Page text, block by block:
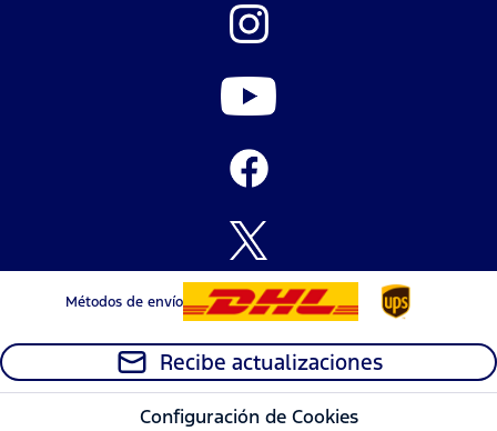
Métodos de envío
Recibe actualizaciones
Configuración de Cookies